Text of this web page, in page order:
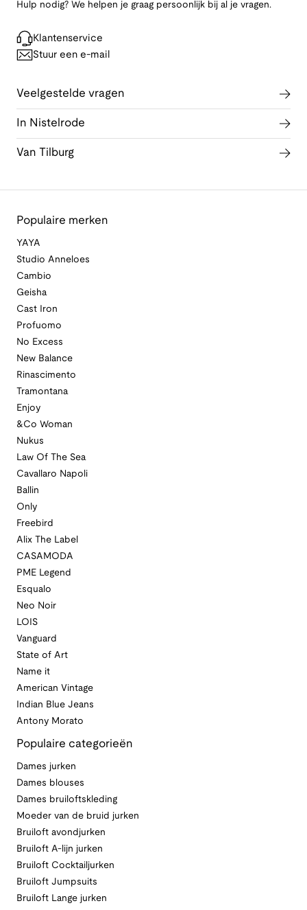
Hulp nodig? We helpen je graag persoonlijk bij al je vragen.
Klantenservice
Stuur een e-mail
Veelgestelde vragen
In Nistelrode
Van Tilburg
Populaire merken
YAYA
Studio Anneloes
Cambio
Geisha
Cast Iron
Profuomo
No Excess
New Balance
Rinascimento
Tramontana
Enjoy
&Co Woman
Nukus
Law Of The Sea
Cavallaro Napoli
Ballin
Only
Freebird
Alix The Label
CASAMODA
PME Legend
Esqualo
Neo Noir
LOIS
Vanguard
State of Art
Name it
American Vintage
Indian Blue Jeans
Antony Morato
Populaire categorieën
Dames jurken
Dames blouses
Dames bruiloftskleding
Moeder van de bruid jurken
Bruiloft avondjurken
Bruiloft A-lijn jurken
Bruiloft Cocktailjurken
Bruiloft Jumpsuits
Bruiloft Lange jurken